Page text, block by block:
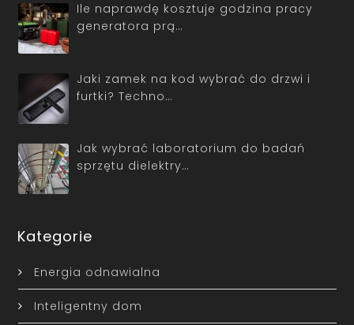
Ile naprawdę kosztuje godzina pracy
generatora prą…
Jaki zamek na kod wybrać do drzwi i
furtki? Techno…
Jak wybrać laboratorium do badań
sprzętu dielektry…
Kategorie
Energia odnawialna
Inteligentny dom